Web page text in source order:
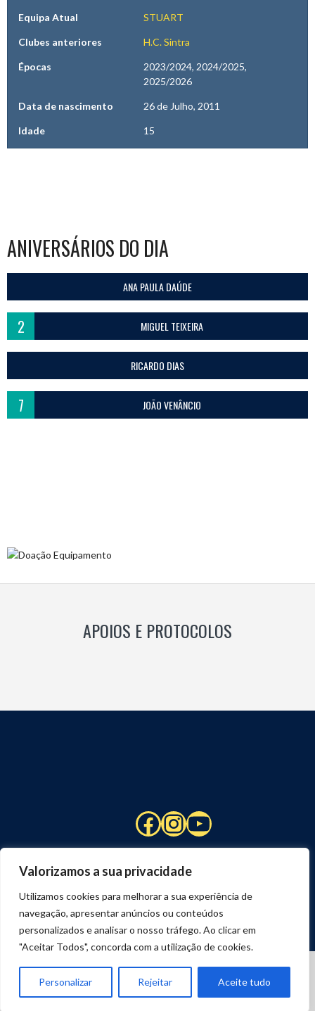
Valorizamos a sua privacidade
Utilizamos cookies para melhorar a sua experiência de
navegação, apresentar anúncios ou conteúdos
personalizados e analisar o nosso tráfego. Ao clicar em
"Aceitar Todos", concorda com a utilização de cookies.
Personalizar Rejeitar Aceite tudo
Equipa Atual STUART
Clubes anteriores H.C. Sintra
Épocas
2023/2024, 2024/2025,
2025/2026
Data de nascimento 26 de Julho, 2011
Idade 15
ANIVERSÁRIOS DO DIA
ANA PAULA DAÚDE
2 MIGUEL TEIXEIRA
RICARDO DIAS
7 JOÃO VENÂNCIO
APOIOS E PROTOCOLOS
Facebook
Instagram
YouTube
DESENVOLVIDO POR
JOSEXAVIER.COM